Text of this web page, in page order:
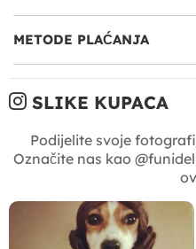
METODE PLAĆANJA
SLIKE KUPACA
Podijelite svoje
Označite nas kao